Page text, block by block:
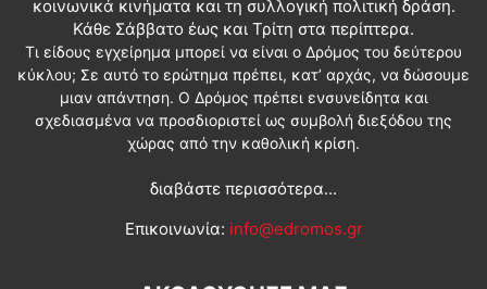
κοινωνικά κινήματα και τη συλλογική πολιτική δράση.
Κάθε Σάββατο έως και Τρίτη στα περίπτερα.
Τι είδους εγχείρημα μπορεί να είναι ο Δρόμος του δεύτερου
κύκλου; Σε αυτό το ερώτημα πρέπει, κατ’ αρχάς, να δώσουμε
μιαν απάντηση. Ο Δρόμος πρέπει ενσυνείδητα και
σχεδιασμένα να προσδιοριστεί ως συμβολή διεξόδου της
χώρας από την καθολική κρίση.
διαβάστε περισσότερα...
Επικοινωνία: info@edromos.gr